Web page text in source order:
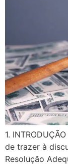
1.
de trazer à
Resolução